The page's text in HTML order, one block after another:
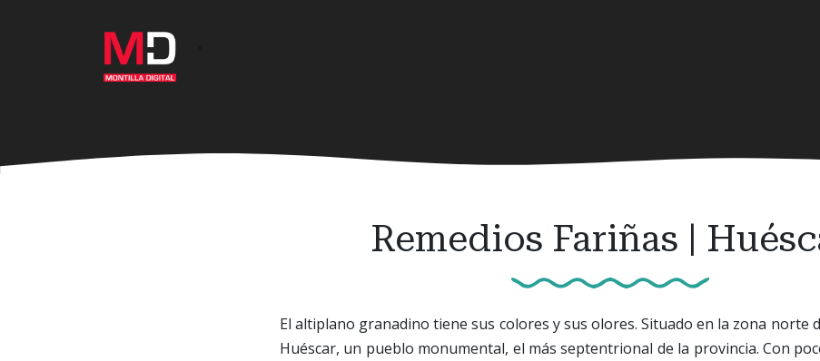
Remedios Fariñas |
El altiplano granadino tiene sus colores y sus olores. Situado en la zona norte
Huéscar, un pueblo monumental, el más septentrional de la provincia. Con